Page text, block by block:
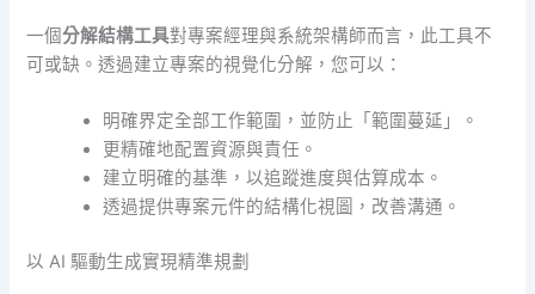
一個分解結構工具對專案經理與系統架構師而言，此工具不
可或缺。透過建立專案的視覺化分解，您可以：
明確界定全部工作範圍，並防止「範圍蔓延」。
更精確地配置資源與責任。
建立明確的基準，以追蹤進度與估算成本。
透過提供專案元件的結構化視圖，改善溝通。
以 AI 驅動生成實現精準規劃